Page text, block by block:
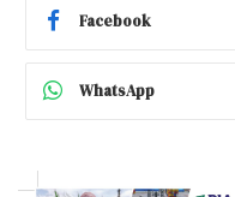
Facebook
WhatsApp